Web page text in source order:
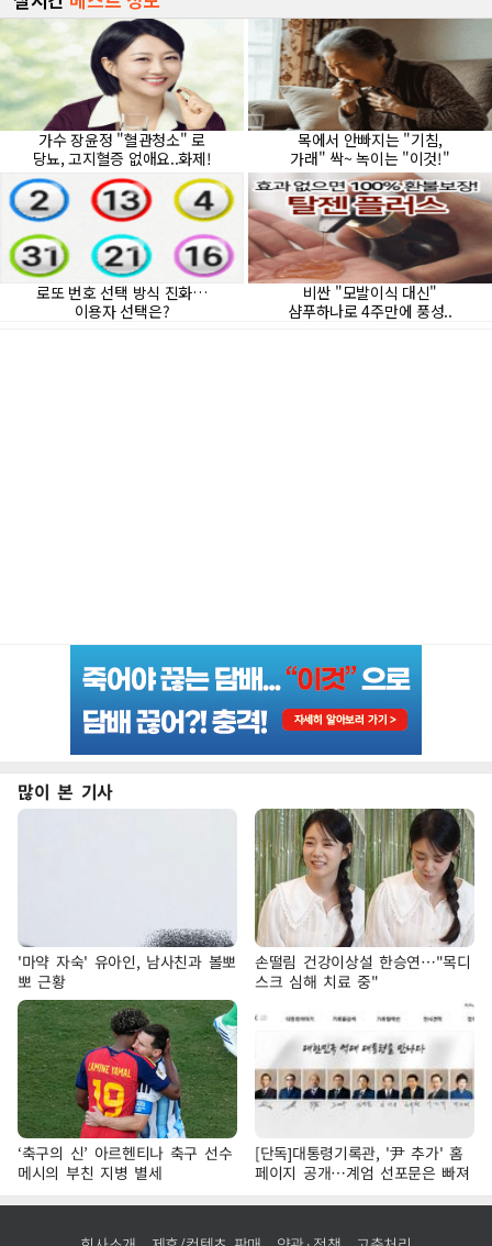
많이 본 기사
'마약 자숙' 유아인, 남사친과 볼뽀
뽀 근황
손떨림 건강이상설 한승연…"목디
스크 심해 치료 중"
‘축구의 신’ 아르헨티나 축구 선수
메시의 부친 지병 별세
[단독]대통령기록관, '尹 추가' 홈
페이지 공개…계엄 선포문은 빠져